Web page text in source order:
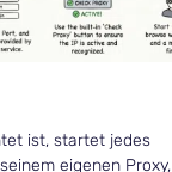
ist, startet jedes
eigenen Proxy,